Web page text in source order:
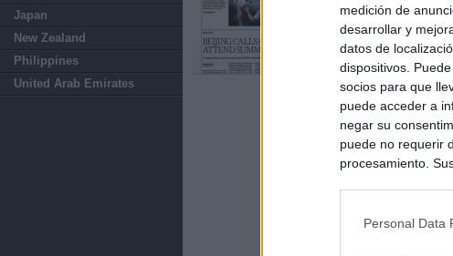
medición de
desarrollar y
datos de
dispositivos.
socios para que
puede acceder a
negar su
puede no requerir
procesamiento.
Personal Data
Japan
New Zealand
Philippines
United Arab Emirates